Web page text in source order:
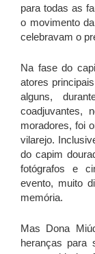
para todas as
o movimento
celebravam o
Na fase do
atores
alguns,
coadjuvantes,
moradores, foi
vilarejo.
do capim
fotógrafos e
evento, muito
memória.
Mas Dona
heranças para